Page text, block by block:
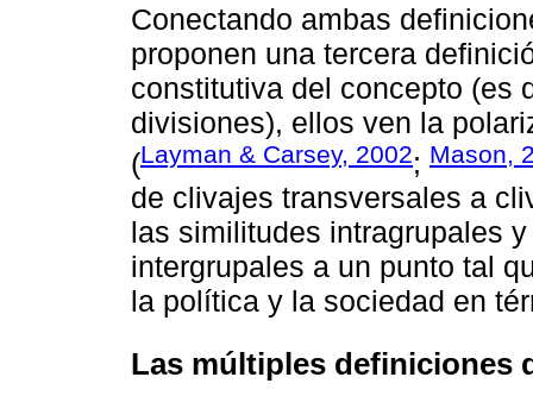
Conectando ambas
proponen una tercera
constitutiva del concepto (es
divisiones), ellos ven la
(Layman & Carsey, 2002; Mason,
de clivajes transversales a
las similitudes intragrupales
intergrupales a un punto tal
la política y la sociedad en
Las múltiples definiciones